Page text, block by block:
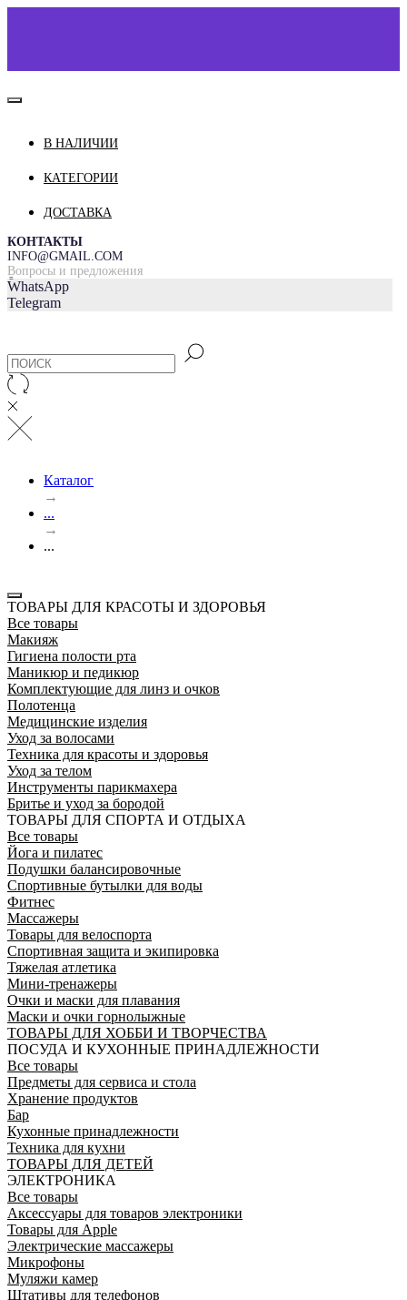
О НАС
ДОСТАВКА И ОПЛАТА
=
В НАЛИЧИИ
КАТЕГОРИИ
ДОСТАВКА
КОНТАКТЫ
INFO@GMAIL.COM
Вопросы и предложения
WhatsApp
Telegram
Каталог
→
...
→
...
ТОВАРЫ ДЛЯ КРАСОТЫ И ЗДОРОВЬЯ
Все товары
Макияж
Гигиена полости рта
Маникюр и педикюр
Комплектующие для линз и очков
Полотенца
Медицинские изделия
Уход за волосами
Техника для красоты и здоровья
Уход за телом
Инструменты парикмахера
Бритье и уход за бородой
ТОВАРЫ ДЛЯ СПОРТА И ОТДЫХА
Все товары
Йога и пилатес
Подушки балансировочные
Спортивные бутылки для воды
Фитнес
Массажеры
Товары для велоспорта
Спортивная защита и экипировка
Тяжелая атлетика
Мини-тренажеры
Очки и маски для плавания
Маски и очки горнолыжные
ТОВАРЫ ДЛЯ ХОББИ И ТВОРЧЕСТВА
ПОСУДА И КУХОННЫЕ ПРИНАДЛЕЖНОСТИ
Все товары
Предметы для сервиса и стола
Хранение продуктов
Бар
Кухонные принадлежности
Техника для кухни
ТОВАРЫ ДЛЯ ДЕТЕЙ
ЭЛЕКТРОНИКА
Все товары
Аксессуары для товаров электроники
Товары для Apple
Электрические массажеры
Микрофоны
Муляжи камер
Штативы для телефонов